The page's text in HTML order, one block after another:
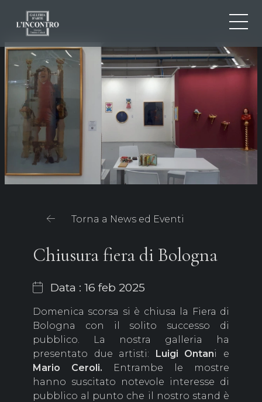
IT
EN
CHI SIAMO
NEWS ED EVENTI
ARTISTI E OPERE
MOSTRE
CONTATTI
Torna a News ed Eventi
Chiusura fiera di Bologna
Data : 16 feb 2025
Domenica scorsa si è chiusa la Fiera di
Bologna con il solito successo di
pubblico. La nostra galleria ha
presentato due artisti: Luigi Ontani e
Mario Ceroli. Entrambe le mostre
hanno suscitato notevole interesse di
pubblico al punto che il nostro stand è